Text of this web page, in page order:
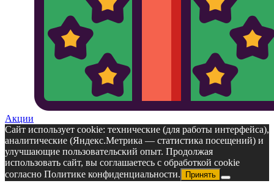
Акции
Сайт использует cookie: технические (для работы интерфейса),
аналитические (Яндекс.Метрика — статистика посещений) и
улучшающие пользовательский опыт. Продолжая
использовать сайт, вы соглашаетесь с обработкой cookie
согласно Политике конфиденциальности.
Принять